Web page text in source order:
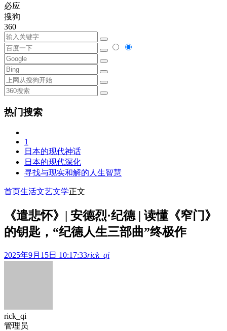
必应
搜狗
360
热门搜索
1
日本的现代神话
日本的现代深化
寻找与现实和解的人生智慧
首页生活文艺文学正文
《遣悲怀》| 安德烈·纪德 | 读懂《窄门》
的钥匙，“纪德人生三部曲”终极作
2025年9月15日 10:17:33rick_qi
rick_qi
管理员